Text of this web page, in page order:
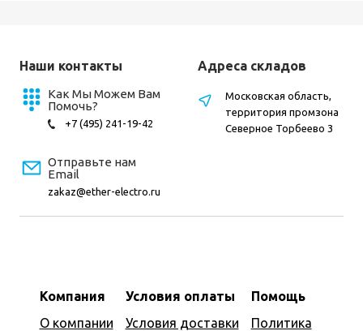
Наши контакты
Как Мы Можем Вам
Помочь?
+7 (495) 241-19-42
Отправьте нам
Email
zakaz@ether-electro.ru
Компания
О компании
Условия оплаты
Условия доставки
Помощь
Политика
Адреса складов
Московская область,
территория промзона
Северное Торбеево 3